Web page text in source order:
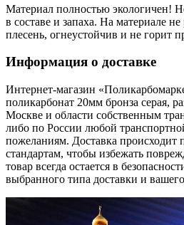
Материал полностью экологичен!
в составе и запаха. На материале не
плесень, огнеустойчив и не горит
Информация о доставке
Интернет-магазин
поликарбонат 20мм бронза серая,
Москве и области собственным
либо по России любой
пожеланиям. Доставка происходит
стандартам, чтобы избежать
товар всегда остается в
выбранного типа доставки и